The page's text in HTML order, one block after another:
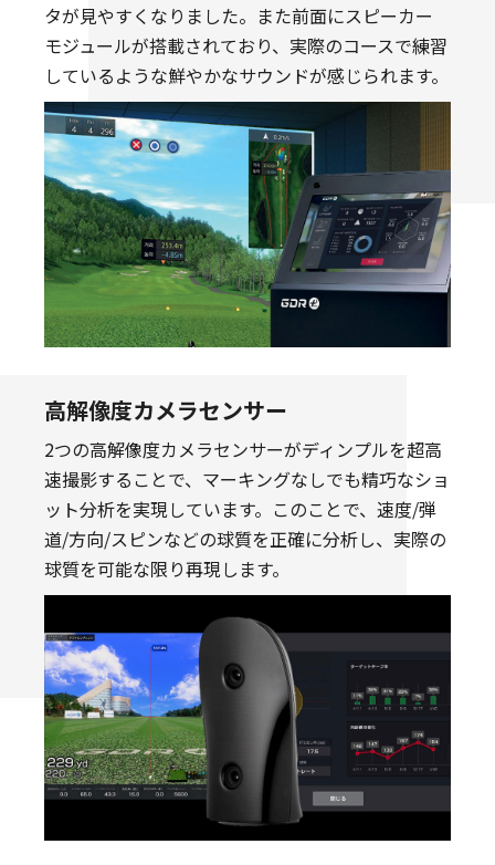
タが見やすくなりました。また前面にスピーカー
モジュールが搭載されており、実際のコースで練習
しているような鮮やかなサウンドが感じられます。
高解像度カメラセンサー
2つの高解像度カメラセンサーがディンプルを超高
速撮影することで、マーキングなしでも精巧なショ
ット分析を実現しています。このことで、速度/弾
道/方向/スピンなどの球質を正確に分析し、実際の
球質を可能な限り再現します。